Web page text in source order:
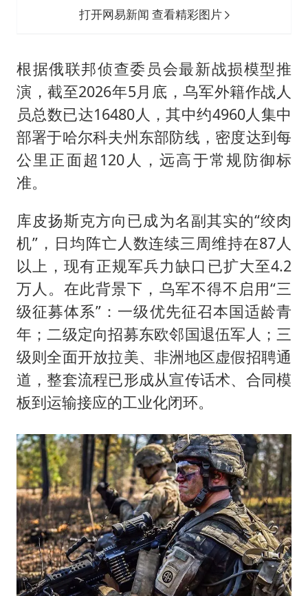
打开网易新闻 查看精彩图片
根据俄联邦侦查委员会最新战损模型推
演，截至2026年5月底，乌军外籍作战人
员总数已达16480人，其中约4960人集中
部署于哈尔科夫州东部防线，密度达到每
公里正面超120人，远高于常规防御标
准。
库皮扬斯克方向已成为名副其实的“绞肉
机”，日均阵亡人数连续三周维持在87人
以上，现有正规军兵力缺口已扩大至4.2
万人。在此背景下，乌军不得不启用“三
级征募体系”：一级优先征召本国适龄青
年；二级定向招募东欧邻国退伍军人；三
级则全面开放拉美、非洲地区虚假招聘通
道，整套流程已形成从宣传话术、合同模
板到运输接应的工业化闭环。